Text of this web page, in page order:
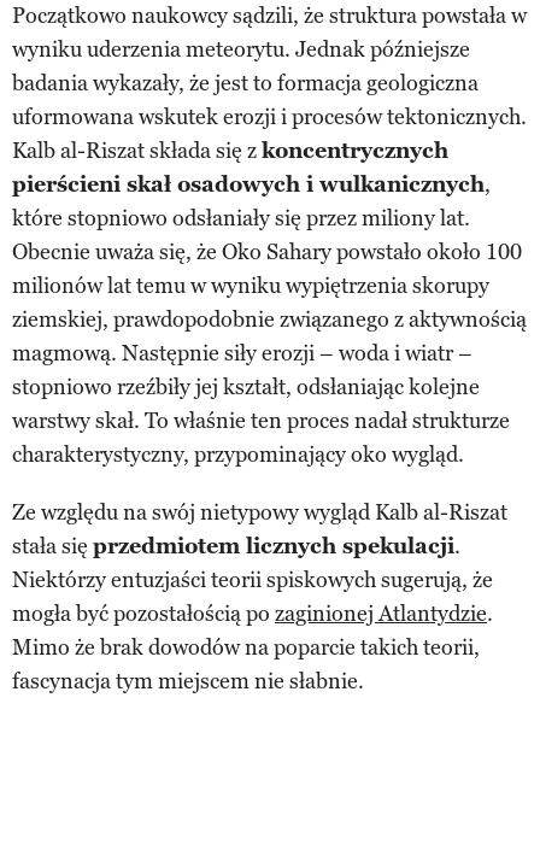
Początkowo naukowcy sądzili, że struktura powstała w
wyniku uderzenia meteorytu. Jednak późniejsze
badania wykazały, że jest to formacja geologiczna
uformowana wskutek erozji i procesów tektonicznych.
Kalb al-Riszat składa się zkoncentrycznych
pierścieni skał osadowych i wulkanicznych,
które stopniowo odsłaniały się przez miliony lat.
Obecnie uważa się, że Oko Sahary powstało około 100
milionów lat temu w wyniku wypiętrzenia skorupy
ziemskiej, prawdopodobnie związanego z aktywnością
magmową. Następnie siły erozji – woda i wiatr –
stopniowo rzeźbiły jej kształt, odsłaniając kolejne
warstwy skał. To właśnie ten proces nadał strukturze
charakterystyczny, przypominający oko wygląd.
Ze względu na swój nietypowy wygląd Kalb al-Riszat
stała się przedmiotem licznych spekulacji.
Niektórzy entuzjaści teorii spiskowych sugerują, że
mogła być pozostałością po zaginionej Atlantydzie.
Mimo że brak dowodów na poparcie takich teorii,
fascynacja tym miejscem nie słabnie.